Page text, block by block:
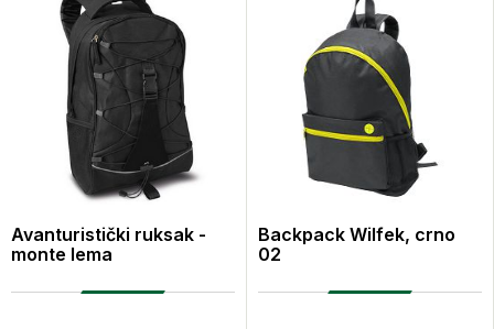
Avanturistički ruksak -
monte lema
Backpack Wilfek, crno
02